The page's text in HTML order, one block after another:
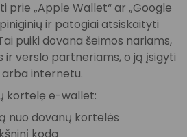
„Apple Wallet“ ar „Google
ir patogiai atsiskaityti
puiki dovana šeimos nariams,
ir verslo partneriams, o ją įsigyti
arba internetu.
kortelę e-wallet:
nuo dovanų kortelės